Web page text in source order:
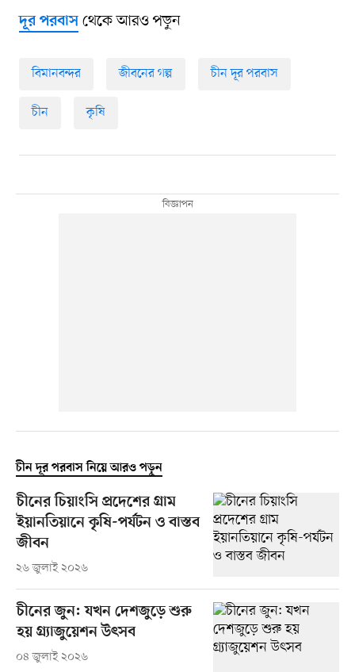
দূর পরবাসথেকে আরও পড়ুন
বিমানবন্দর জীবনের গল্প চীন দূর পরবাস
চীন কৃষি
চীন দূর পরবাস নিয়ে আরও পড়ুন
চীনের চিয়াংসি প্রদেশের গ্রাম
ইয়ানতিয়ানে কৃষি-পর্যটন ও বাস্তব
জীবন
২৬ জুলাই ২০২৬
চীনের জুন: যখন দেশজুড়ে শুরু
হয় গ্র্যাজুয়েশন উৎসব
০৪ জুলাই ২০২৬